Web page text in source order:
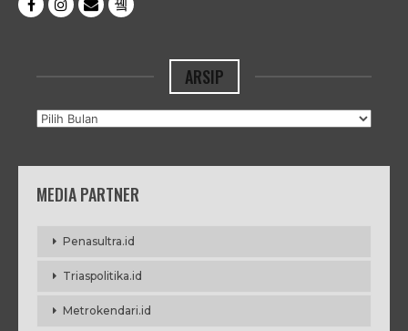
ARSIP
Arsip
MEDIA PARTNER
Penasultra.id
Triaspolitika.id
Metrokendari.id